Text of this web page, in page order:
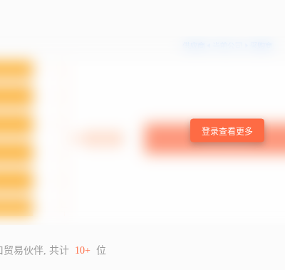
登录查看更多
贸易伙伴, 共计 10+ 位